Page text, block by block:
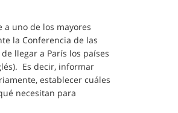
uno de los mayores
la Conferencia de las
llegar a París los países
Es decir, informar
establecer cuáles
necesitan para